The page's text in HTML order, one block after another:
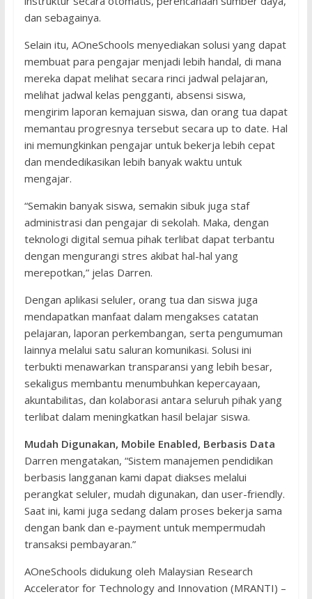
dan sebagainya.
Selain itu, AOneSchools menyediakan solusi yang dapat
membuat para pengajar menjadi lebih handal, di mana
mereka dapat melihat secara rinci jadwal pelajaran,
melihat jadwal kelas pengganti, absensi siswa,
mengirim laporan kemajuan siswa, dan orang tua dapat
memantau progresnya tersebut secara up to date. Hal
ini memungkinkan pengajar untuk bekerja lebih cepat
dan mendedikasikan lebih banyak waktu untuk
mengajar.
“Semakin banyak siswa, semakin sibuk juga staf
administrasi dan pengajar di sekolah. Maka, dengan
teknologi digital semua pihak terlibat dapat terbantu
dengan mengurangi stres akibat hal-hal yang
merepotkan,” jelas Darren.
Dengan aplikasi seluler, orang tua dan siswa juga
mendapatkan manfaat dalam mengakses catatan
pelajaran, laporan perkembangan, serta pengumuman
lainnya melalui satu saluran komunikasi. Solusi ini
terbukti menawarkan transparansi yang lebih besar,
sekaligus membantu menumbuhkan kepercayaan,
akuntabilitas, dan kolaborasi antara seluruh pihak yang
terlibat dalam meningkatkan hasil belajar siswa.
Mudah Digunakan, Mobile Enabled, Berbasis Data
Darren mengatakan, “Sistem manajemen pendidikan
berbasis langganan kami dapat diakses melalui
perangkat seluler, mudah digunakan, dan user-friendly.
Saat ini, kami juga sedang dalam proses bekerja sama
dengan bank dan e-payment untuk mempermudah
transaksi pembayaran.”
AOneSchools didukung oleh Malaysian Research
Accelerator for Technology and Innovation (MRANTI) –